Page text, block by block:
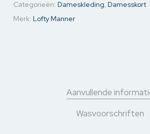
Categorieën: Dameskleding, Damesskort
Merk: Lofty Manner
Aanvullende
Wasvoorschriften